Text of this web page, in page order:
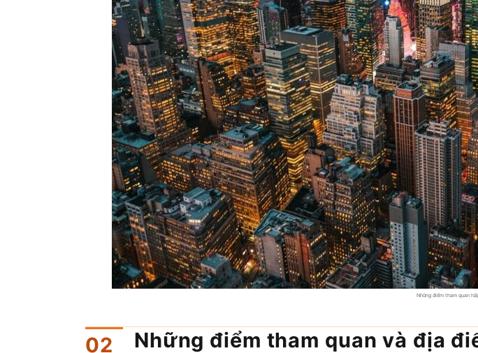
Những điểm tham quan
Những điểm tham quan và địa